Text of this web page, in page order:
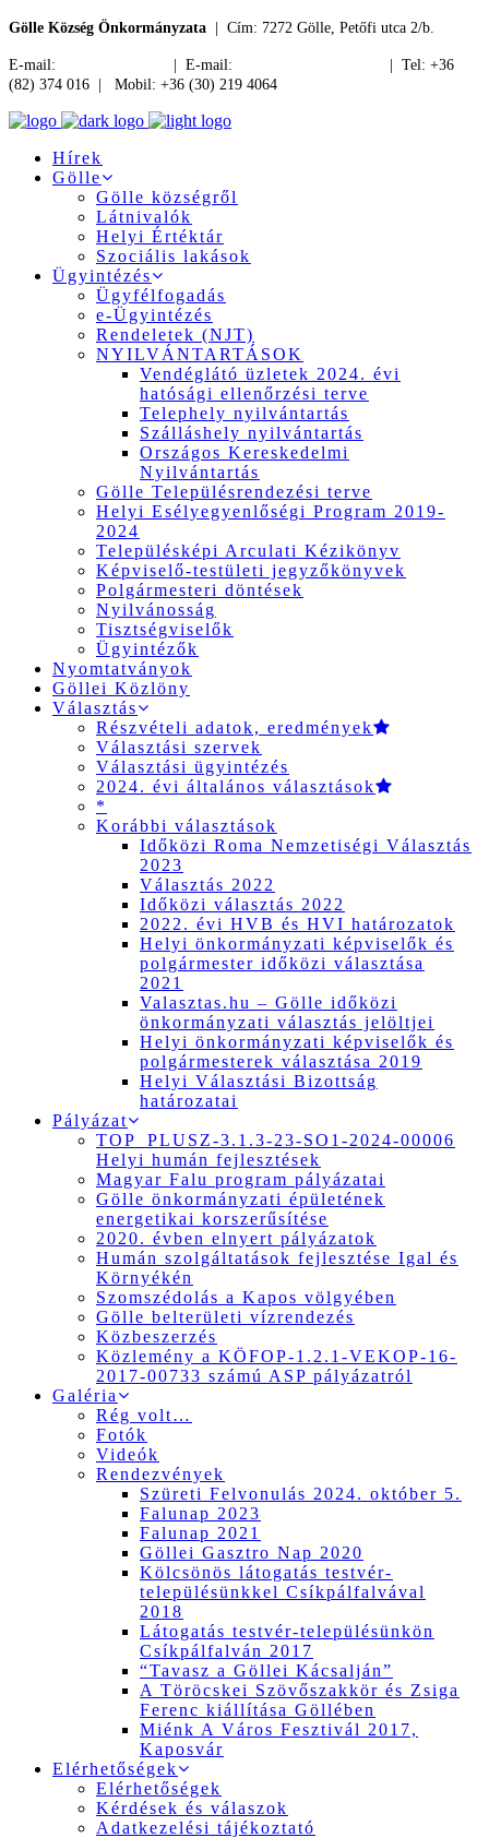
Gölle Község Önkormányzata | Cím: 7272 Gölle, Petőfi utca 2/b.
E-mail: | E-mail:
| Tel: +36
(82) 374 016 | Mobil: +36 (30) 219 4064
Hírek
Gölle
Gölle községről
Látnivalók
Helyi Értéktár
Szociális lakások
Ügyintézés
Ügyfélfogadás
e-Ügyintézés
Rendeletek (NJT)
NYILVÁNTARTÁSOK
Vendéglátó üzletek 2024. évi
hatósági ellenőrzési terve
Telephely nyilvántartás
Szálláshely nyilvántartás
Országos Kereskedelmi
Nyilvántartás
Gölle Településrendezési terve
Helyi Esélyegyenlőségi Program 2019-
2024
Településképi Arculati Kézikönyv
Képviselő-testületi jegyzőkönyvek
Polgármesteri döntések
Nyilvánosság
Tisztségviselők
Ügyintézők
Nyomtatványok
Göllei Közlöny
Választás
Részvételi adatok, eredmények
Választási szervek
Választási ügyintézés
2024. évi általános választások
*
Korábbi választások
Időközi Roma Nemzetiségi Választás
2023
Választás 2022
Időközi választás 2022
2022. évi HVB és HVI határozatok
Helyi önkormányzati képviselők és
polgármester időközi választása
2021
Valasztas.hu – Gölle időközi
önkormányzati választás jelöltjei
Helyi önkormányzati képviselők és
polgármesterek választása 2019
Helyi Választási Bizottság
határozatai
Pályázat
TOP_PLUSZ-3.1.3-23-SO1-2024-00006
Helyi humán fejlesztések
Magyar Falu program pályázatai
Gölle önkormányzati épületének
energetikai korszerűsítése
2020. évben elnyert pályázatok
Humán szolgáltatások fejlesztése Igal és
Környékén
Szomszédolás a Kapos völgyében
Gölle belterületi vízrendezés
Közbeszerzés
Közlemény a KÖFOP-1.2.1-VEKOP-16-
2017-00733 számú ASP pályázatról
Galéria
Rég volt…
Fotók
Videók
Rendezvények
Szüreti Felvonulás 2024. október 5.
Falunap 2023
Falunap 2021
Göllei Gasztro Nap 2020
Kölcsönös látogatás testvér-
településünkkel Csíkpálfalvával
2018
Látogatás testvér-településünkön
Csíkpálfalván 2017
“Tavasz a Göllei Kácsalján”
A Töröcskei Szövőszakkör és Zsiga
Ferenc kiállítása Göllében
Miénk A Város Fesztivál 2017,
Kaposvár
Elérhetőségek
Elérhetőségek
Kérdések és válaszok
Adatkezelési tájékoztató